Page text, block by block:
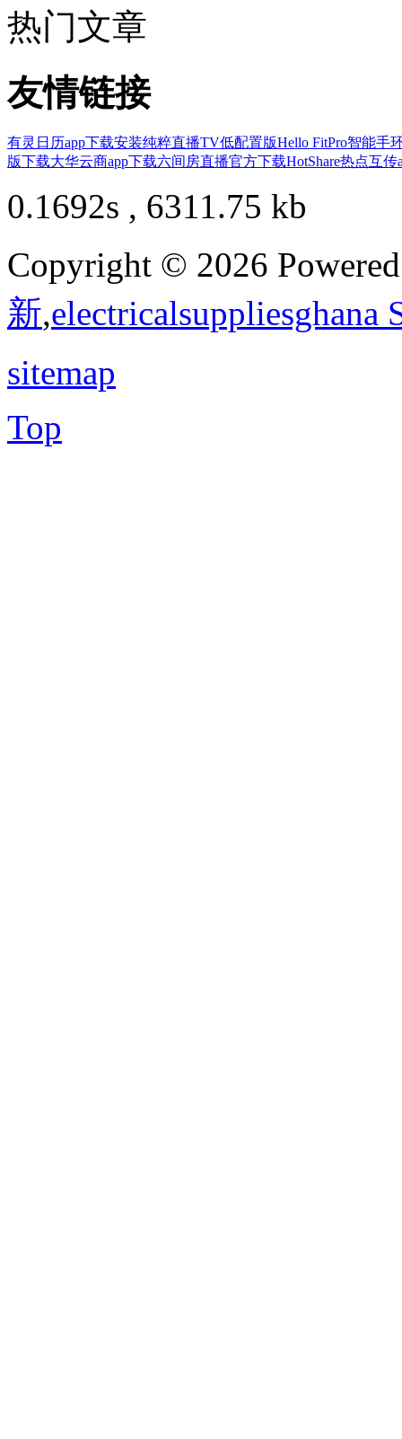
热门文章
友情链接
有灵日历app下载安装纯粹直播TV低配置版Hello FitPro智能手
版下载大华云商app下载六间房直播官方下载HotShare热点互传
0.1692s , 6311.75 kb
Copyright © 2026
新,electricalsuppliesghana
sitemap
Top